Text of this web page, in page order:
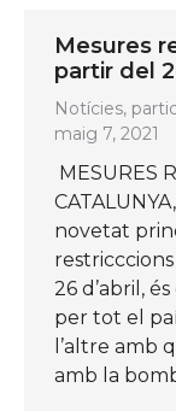
Mesures
partir del
Notícies,
maig 7, 2021
MESURES
novetat
26 d’abril,
per tot el
l’altre amb
amb la